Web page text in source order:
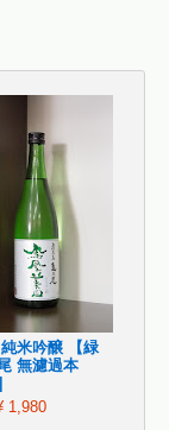
米吟醸 【緑
無濾過本
1,980